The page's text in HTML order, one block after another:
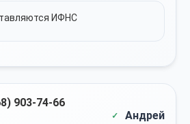
ИФНС
903-74-66
Андрей